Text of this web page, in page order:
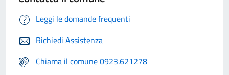
Leggi le domande frequenti
Richiedi Assistenza
Chiama il comune 0923.621278